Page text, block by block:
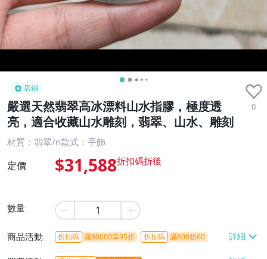
店鋪
嚴選天然翡翠高冰漂料山水指膠，極度透
亮，適合收藏山水雕刻，翡翠、山水、雕刻
0
材質：翡翠/n款式：手飾
定價 $31,588
數量
商品活動 折扣碼 滿30000享95折 折扣碼 滿800折60